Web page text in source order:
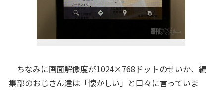
ちなみに画面解像度が1024×768ドットのせいか、編
集部のおじさん達は「懐かしい」と口々に言っていま